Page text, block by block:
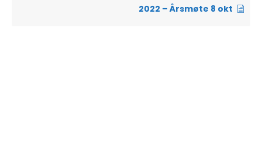
2022 – Årsmøte 8 okt